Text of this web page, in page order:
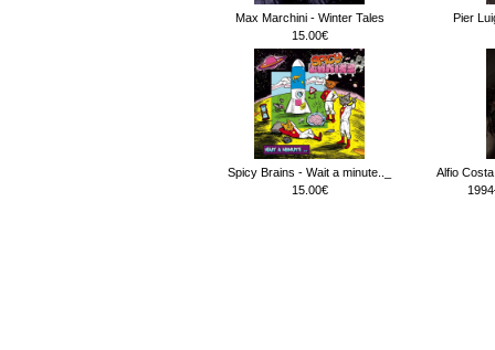
Max Marchini - Winter Tales
15.00€
Pier
Spicy Brains - Wait a minute.._
15.00€
Alfio